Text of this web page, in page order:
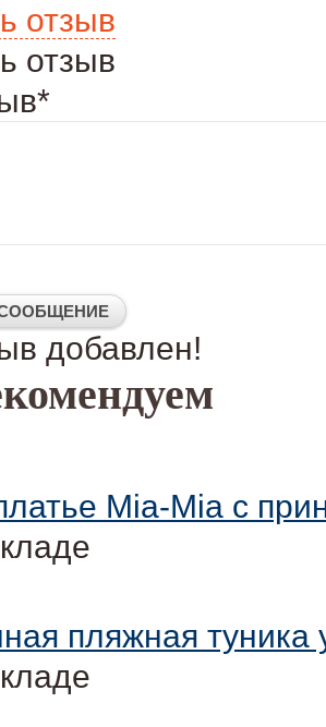
отзыв
отзыв
добавлен!
Mia-Mia с
пляжная туника